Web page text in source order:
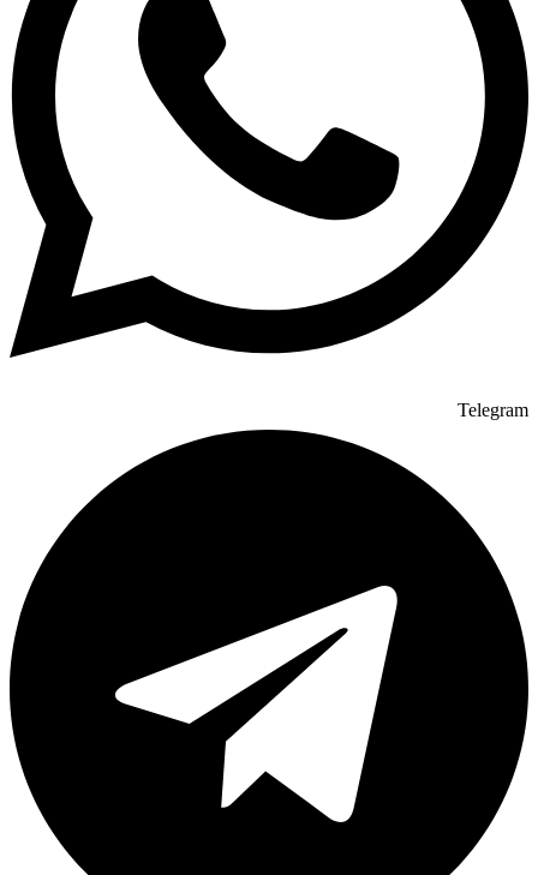
Telegram